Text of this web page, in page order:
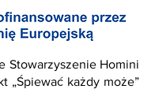
Stowarzyszenie Homini
„Śpiewać każdy może”